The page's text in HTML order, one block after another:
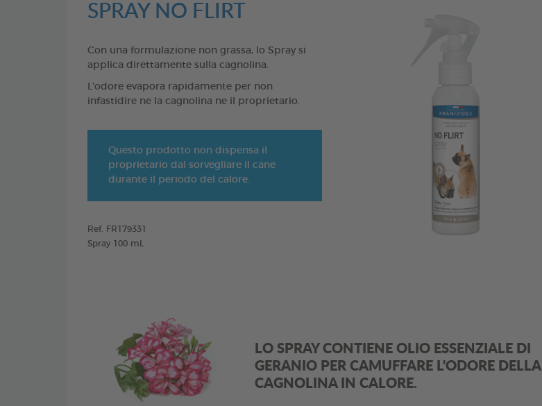
SPRAY NO FLIRT
Con una formulazione non grassa, lo Spray si
applica direttamente sulla cagnolina.
L'odore evapora rapidamente per non
infastidire ne la cagnolina ne il proprietario.
Questo prodotto non dispensa il
proprietario dal sorvegliare il cane
durante il periodo del calore.
Ref. FR179331
Spray 100 mL
LO SPRAY CONTIENE OLIO ESSENZIALE DI
GERANIO PER CAMUFFARE L'ODORE DELLA
CAGNOLINA IN CALORE.